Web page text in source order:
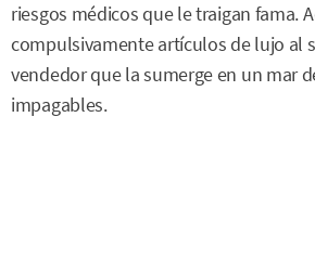
riesgos médicos que le traigan fama.
compulsivamente artículos de lujo al
vendedor que la sumerge en un mar
impagables.